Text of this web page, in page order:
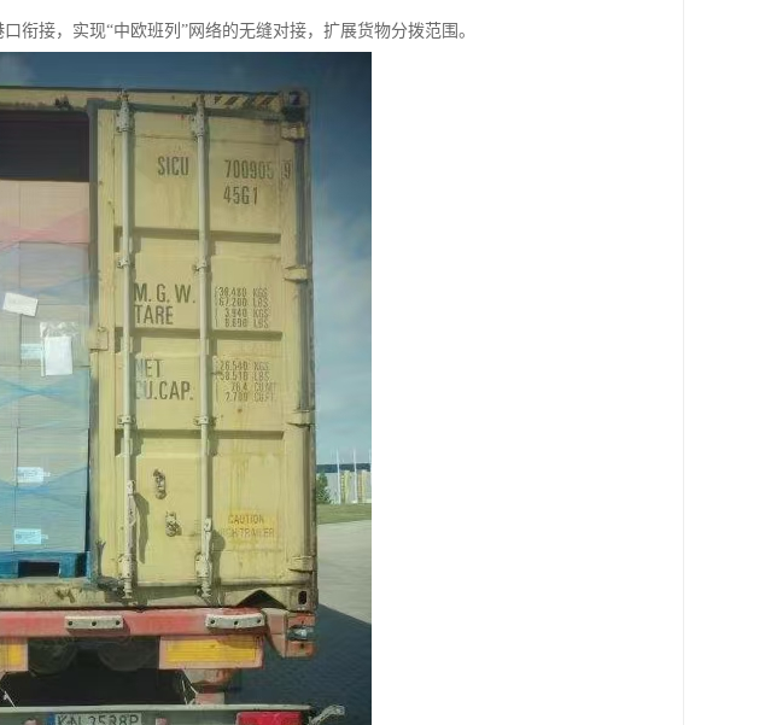
衔接，实现“中欧班列”网络的无缝对接，扩展货物分拨范围。